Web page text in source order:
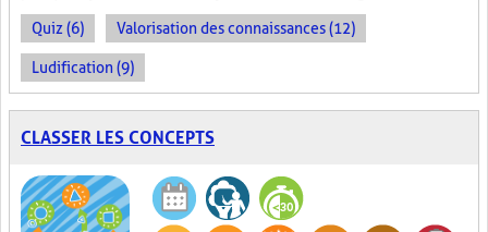
Quiz (6) Valorisation des connaissances (12)
Ludification (9)
CLASSER LES CONCEPTS